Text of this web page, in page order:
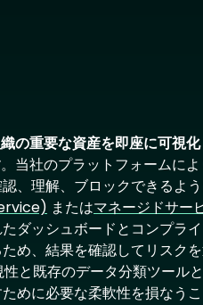
の重要な資産を即座に可視
。当社のプラットフォームに
、理解、ブロックできるよ
またはマネージドサー
ダッシュボードとコンプラ
め、結果を確認してリスク
と既存のデータ分類ツール
めに必要な柔軟性を損なう